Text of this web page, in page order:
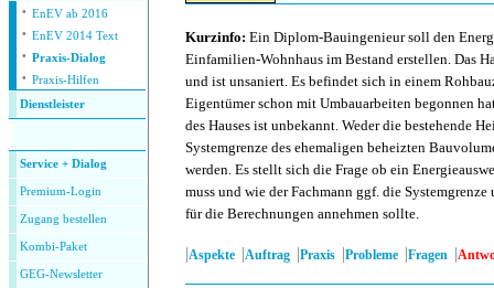
· EnEV ab 2016
· EnEV 2014 Text
· Praxis-Dialog
· Praxis-Hilfen
Dienstleister
Service + Dialog
Premium-Login
Zugang bestellen
Kombi-Paket
GEG-Newsletter
Kurzinfo: Ein Diplom-Bauingenieur soll den
Einfamilien-Wohnhaus im Bestand erstellen. Das
und ist unsaniert. Es befindet sich in einem
Eigentümer schon mit Umbauarbeiten begonnen
des Hauses ist unbekannt. Weder die bestehende
Systemgrenze des ehemaligen beheizten
werden. Es stellt sich die Frage ob ein
muss und wie der Fachmann ggf. die
für die Berechnungen annehmen sollte.
|Aspekte |Auftrag |Praxis |Probleme |Fragen |